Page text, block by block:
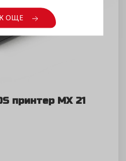
принтер MX 21
ОЩЕ